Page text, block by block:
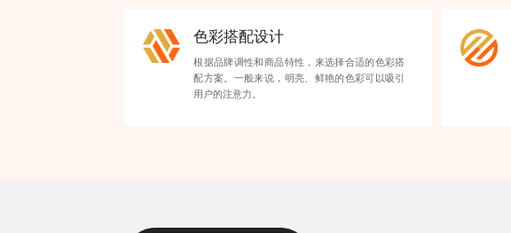
色彩搭配设计
根据品牌调性和商品特性，来选择合适的色彩搭
配方案。一般来说，明亮、鲜艳的色彩可以吸引
用户的注意力。